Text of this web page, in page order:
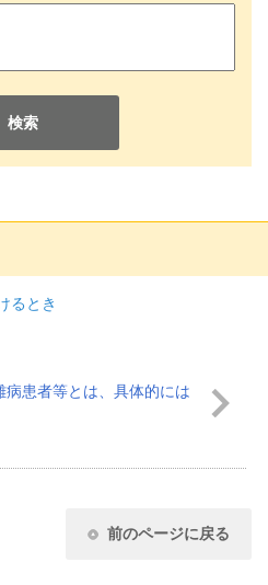
検索
るとき
患者等とは、具体的には
前のページに戻る